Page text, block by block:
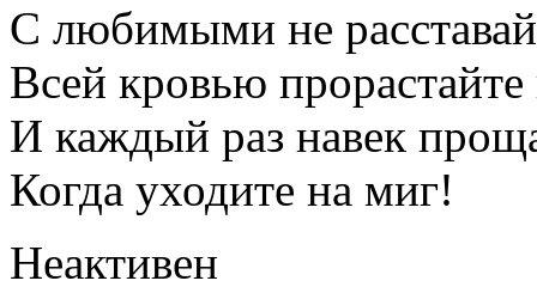
С любимыми не
Всей кровью
И каждый раз навек
Когда уходите на миг!
Неактивен